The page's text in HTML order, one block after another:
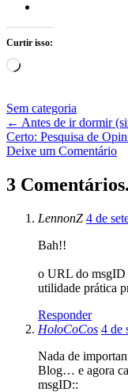
Curtir isso:
Carregando...
Sem categoria
← Antes de ir dormir
Certo: Pesquisa de
Deixe um Comentário
3 Comentários.
LennonZ 4 de
Bah!!
o URL do msgID
utilidade prática
Responder
HoloCoCos 4 de
Nada de
Blog… e agora
msgID::